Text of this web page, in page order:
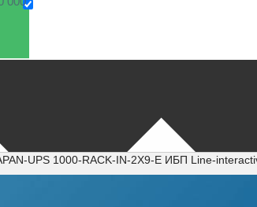
UPS 1000-RACK-IN-2X9-E ИБП Line-